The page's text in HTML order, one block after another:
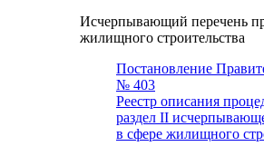
Исчерпывающий перечень
жилищного строительства
Постановление
№ 403
Реестр описания
раздел II
в сфере жилищного